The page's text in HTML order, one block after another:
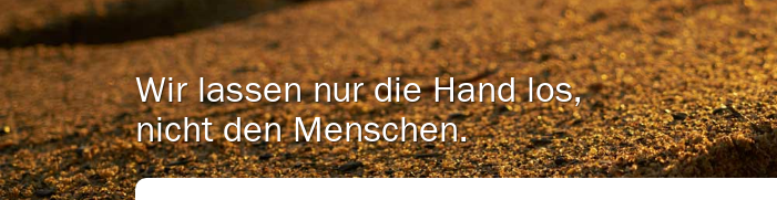
Wir lassen nur die Hand los,
nicht den Menschen.